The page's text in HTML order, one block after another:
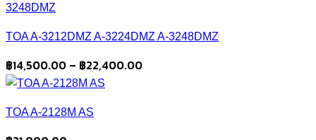
TOA A-3212DMZ A-3224DMZ A-3248DMZ
฿14,500.00 – ฿22,400.00Price
TOA A-2128M AS